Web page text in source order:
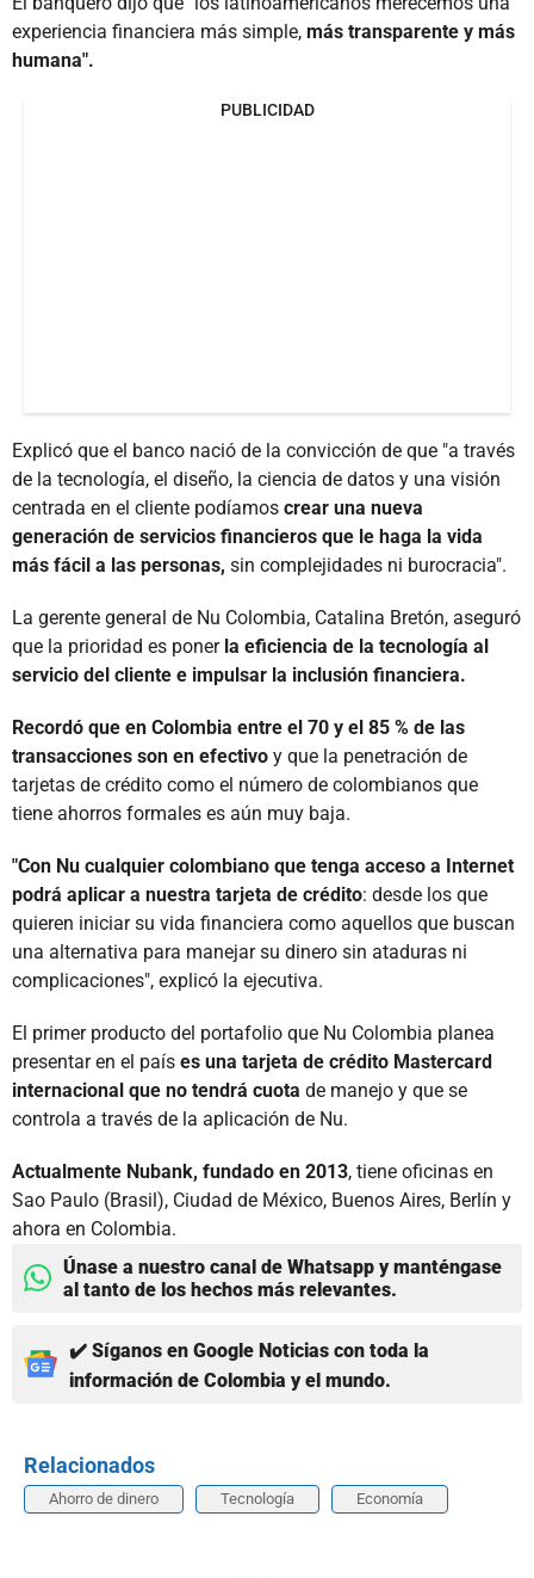
experiencia financiera más simple, más transparente y más
humana".
PUBLICIDAD
Explicó que el banco nació de la convicción de que "a través
de la tecnología, el diseño, la ciencia de datos y una visión
centrada en el cliente podíamos crear una nueva
generación de servicios financieros que le haga la vida
más fácil a las personas, sin complejidades ni burocracia".
La gerente general de Nu Colombia, Catalina Bretón, aseguró
que la prioridad es poner la eficiencia de la tecnología al
servicio del cliente e impulsar la inclusión financiera.
Recordó que en Colombia entre el 70 y el 85 % de las
transacciones son en efectivo y que la penetración de
tarjetas de crédito como el número de colombianos que
tiene ahorros formales es aún muy baja.
"Con Nu cualquier colombiano que tenga acceso a Internet
podrá aplicar a nuestra tarjeta de crédito: desde los que
quieren iniciar su vida financiera como aquellos que buscan
una alternativa para manejar su dinero sin ataduras ni
complicaciones", explicó la ejecutiva.
El primer producto del portafolio que Nu Colombia planea
presentar en el país es una tarjeta de crédito Mastercard
internacional que no tendrá cuota de manejo y que se
controla a través de la aplicación de Nu.
Actualmente Nubank, fundado en 2013, tiene oficinas en
Sao Paulo (Brasil), Ciudad de México, Buenos Aires, Berlín y
ahora en Colombia.
Únase a nuestro canal de Whatsapp y manténgase
al tanto de los hechos más relevantes.
✔️ Síganos en Google Noticias con toda la
información de Colombia y el mundo.
Relacionados
Ahorro de dinero Tecnología Economía